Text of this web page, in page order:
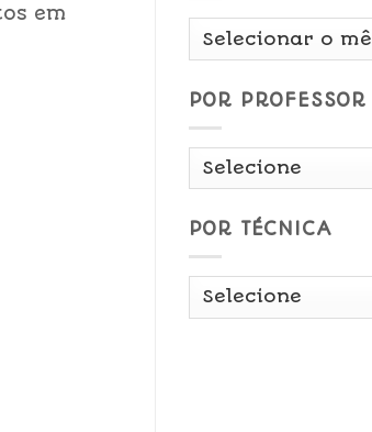
em
Por
POR PROFESSOR
POR TÉCNICA